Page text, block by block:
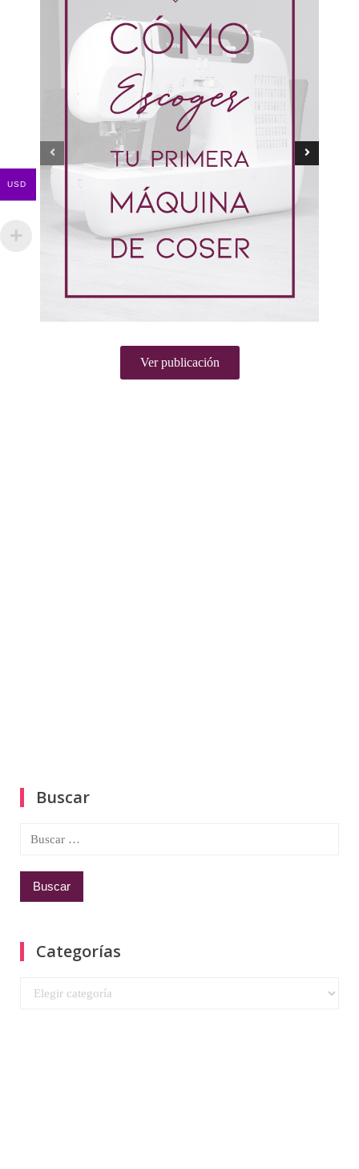
Ver publicación
Buscar
Buscar:
Categorías
Categorías
USD